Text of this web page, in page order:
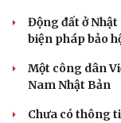
Động đất ở
biện pháp bảo
Một công dân
Nam Nhật Bản
Chưa có thông